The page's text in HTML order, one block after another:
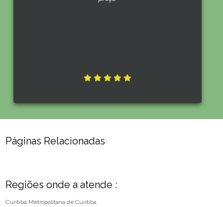
Páginas Relacionadas
Regiões onde a atende :
Curitiba Metropolitana de Curitiba